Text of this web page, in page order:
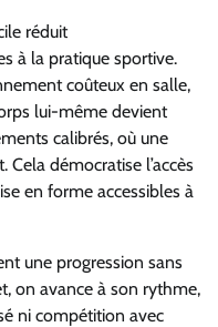
réduit
à la pratique sportive.
coûteux en salle,
lui-même devient
calibrés, où une
démocratise l’accès
en forme accessibles à
une progression sans
on avance à son rythme,
ni compétition avec